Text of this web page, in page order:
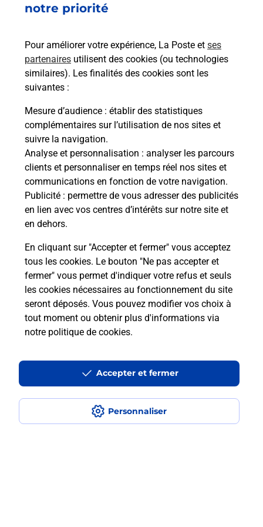
notre priorité
Pour améliorer votre expérience, La Poste et ses
partenaires utilisent des cookies (ou technologies
similaires). Les finalités des cookies sont les
suivantes :
Mesure d’audience : établir des statistiques
complémentaires sur l’utilisation de nos sites et
suivre la navigation.
Analyse et personnalisation : analyser les parcours
clients et personnaliser en temps réel nos sites et
communications en fonction de votre navigation.
Publicité : permettre de vous adresser des publicités
en lien avec vos centres d’intérêts sur notre site et
en dehors.
En cliquant sur "Accepter et fermer" vous acceptez
tous les cookies. Le bouton "Ne pas accepter et
fermer" vous permet d'indiquer votre refus et seuls
les cookies nécessaires au fonctionnement du site
seront déposés. Vous pouvez modifier vos choix à
tout moment ou obtenir plus d'informations via
notre politique de cookies.
Personnaliser
Accepter et fermer
Acheter un iPhone neuf ou reconditionné
Vous recherchez un smartphone pas cher proche
de chez vous ? Découvrez notre offre de
téléphones iPhone Apple dans vos bureaux de
Poste à ARTIX (64170) !
En savoir plus
Questions fréquemment posées
Comment retourner un colis acheté
en ligne depuis votre boîte aux lettres
Comment envoyer un colis ou faire un
retour chez un e-commerçant sans se
déplacer ?
Envoyer un petit colis au meilleur